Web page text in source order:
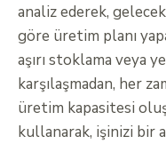
analiz ederek,
göre üretim planı
aşırı stoklama veya
karşılaşmadan, her
üretim kapasitesi
kullanarak, işinizi bir